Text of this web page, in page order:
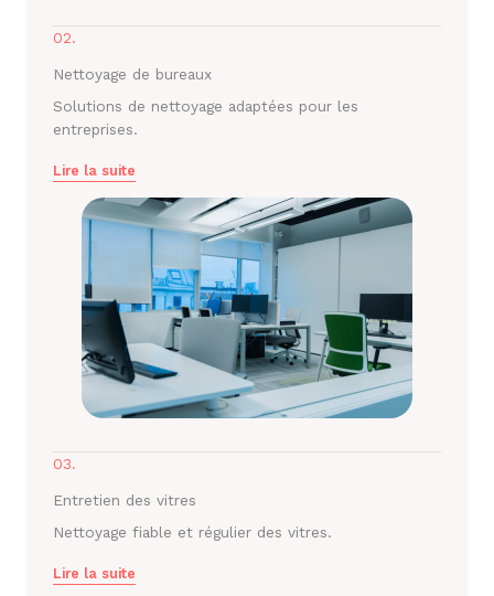
02.
Nettoyage de bureaux
Solutions de nettoyage adaptées pour les
entreprises.
Lire la suite
03.
Entretien des vitres
Nettoyage fiable et régulier des vitres.
Lire la suite